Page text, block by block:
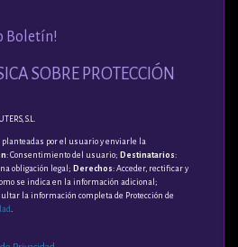
Boletín!
SOBRE PROTECCIÓN
S.L.
por el usuario y enviarle la
: Consentimiento del usuario; Destinatarios:
obligación legal; Derechos: Acceder, rectificar y
se indica en la información adicional;
la información completa de Protección de